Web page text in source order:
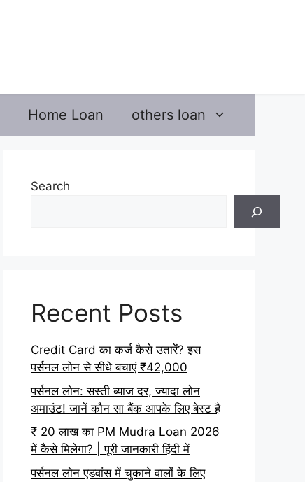
Home Loan others loan
Search
Recent Posts
Credit Card का कर्ज कैसे उतारें? इस
पर्सनल लोन से सीधे बचाएं ₹42,000
पर्सनल लोन: सस्ती ब्याज दर, ज्यादा लोन
अमाउंट! जानें कौन सा बैंक आपके लिए बेस्ट है
₹ 20 लाख का PM Mudra Loan 2026
में कैसे मिलेगा? | पूरी जानकारी हिंदी में
पर्सनल लोन एडवांस में चुकाने वालों के लिए